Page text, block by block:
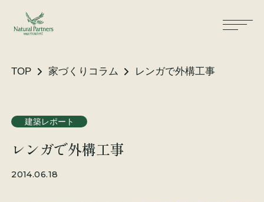
TOP 家づくりコラム レンガで外構工事
建築レポート
レンガで外構工事
2014.06.18
大工が建てる家
気候風土適応住宅